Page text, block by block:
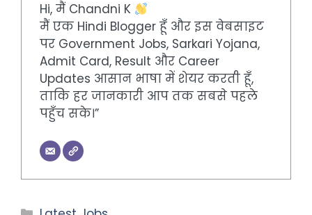
Hi, मैं Chandni K
मैं एक Hindi Blogger हूँ और इस वेबसाइट
पर Government Jobs, Sarkari Yojana,
Admit Card, Result और Career
Updates आसान भाषा में शेयर करती हूँ,
ताकि हर जानकारी आप तक सबसे पहले
पहुँच सके।”
Categories